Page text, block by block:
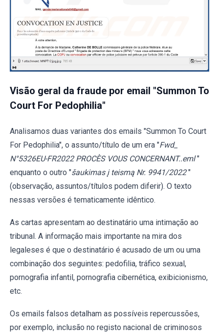
Visão geral da fraude por email "Summon To
Court For Pedophilia"
Analisamos duas variantes dos emails "Summon To Court
For Pedophilia", o assunto/título de um era "Fwd_
N°5326EU-FR2022 PROCÈS VOUS CONCERNANT..eml "
enquanto o outro "šaukimas į teismą Nr. 9941/2022 "
(observação, assuntos/títulos podem diferir). O texto
nessas versões é tematicamente idêntico.
As cartas apresentam ao destinatário uma intimação ao
tribunal. A informação mais importante na mira dos
legaleses é que o destinatário é acusado de um ou uma
combinação dos seguintes: pedofilia, tráfico sexual,
pornografia infantil, pornografia cibernética, exibicionismo,
etc.
Os emails falsos detalham as possíveis repercussões,
por exemplo, inclusão no registo nacional de criminosos